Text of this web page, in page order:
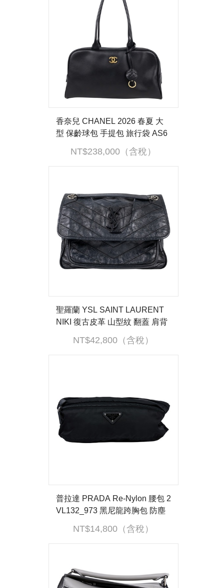
香奈兒 CHANEL 2026 春夏 大
型 保齡球包 手提包 旅行袋 AS6
211 B23874 晶片款 黑保齡球包
大款 防塵袋/購買證明正本
NT$238,000（含稅）
聖羅蘭 YSL SAINT LAURENT
NIKI 復古皮革 山型紋 翻蓋 肩背
包 中型 4988940EN04 黑NIKI中
號 防塵袋
NT$42,800（含稅）
普拉達 PRADA Re-Nylon 腰包 2
VL132_973 黑尼龍跨胸包 防塵
NT$14,800（含稅）